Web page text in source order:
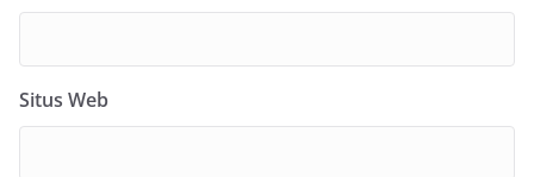
Situs Web